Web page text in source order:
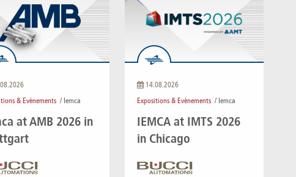
& Evènements / Iemca
at AMB 2026 in
14.08.2026
Expositions & Evènements/ Iemca
IEMCA at IMTS 2026
in Chicago